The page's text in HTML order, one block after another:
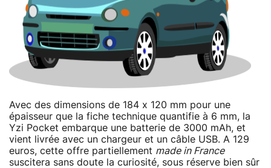
Avec des dimensions de 184 x 120 mm pour une
épaisseur que la fiche technique quantifie à 6 mm, la
Yzi Pocket embarque une batterie de 3000 mAh, et
vient livrée avec un chargeur et un câble USB. A 129
euros, cette offre partiellement made in France
suscitera sans doute la curiosité, sous réserve bien sûr